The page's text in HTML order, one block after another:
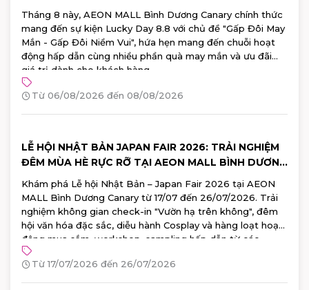
Tháng 8 này, AEON MALL Bình Dương Canary chính thức
mang đến sự kiện Lucky Day 8.8 với chủ đề "Gấp Đôi May
Mắn - Gấp Đôi Niềm Vui", hứa hẹn mang đến chuỗi hoạt
động hấp dẫn cùng nhiều phần quà may mắn và ưu đãi
giá trị dành cho khách hàng.
Từ 06/08/2026 đến 08/08/2026
LỄ HỘI NHẬT BẢN JAPAN FAIR 2026: TRẢI NGHIỆM
ĐÊM MÙA HÈ RỰC RỠ TẠI AEON MALL BÌNH DƯƠNG
Khám phá Lễ hội Nhật Bản – Japan Fair 2026 tại AEON
MALL Bình Dương Canary từ 17/07 đến 26/07/2026. Trải
nghiệm không gian check-in "Vườn hạ trên không", đêm
hội văn hóa đặc sắc, diễu hành Cosplay và hàng loạt hoạt
động mua sắm, workshop, sampling hấp dẫn từ các
thương hiệu Nhật Bản hàng đầu. Đăng ký tham gia ngay!
Từ 17/07/2026 đến 26/07/2026